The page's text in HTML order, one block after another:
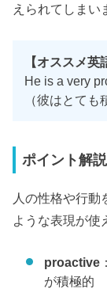
えられてしまい
【オススメ英
He is a very
（彼はとても
ポイント解説
人の性格や行
ような表現が使
proactive
が積極的